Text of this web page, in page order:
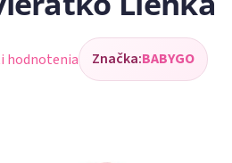
hodnotenia Značka:BABYGO